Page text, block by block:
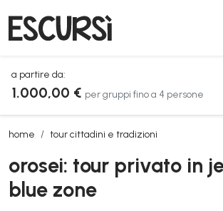
a partire da:
1.000,00 € per gruppi fino a 4 persone
home tour cittadini e tradizioni
orosei: tour privato in jeep nella blue zone
orosei: tour privato in
blue zone